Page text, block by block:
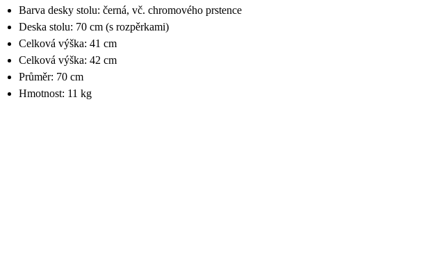
Barva desky stolu: černá, vč. chromového prstence
Deska stolu: 70 cm (s rozpěrkami)
Celková výška: 41 cm
Celková výška: 42 cm
Průměr: 70 cm
Hmotnost: 11 kg